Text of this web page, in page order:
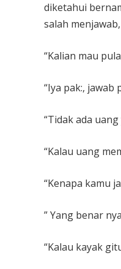
diketahui
salah
“Kalian mau
“Iya pak:, jawab
“Tidak ada
“Kalau uang
“Kenapa kamu
” Yang benar
“Kalau kayak